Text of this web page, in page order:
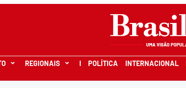
REGIONAIS I POLÍTICA INTERNACIONAL